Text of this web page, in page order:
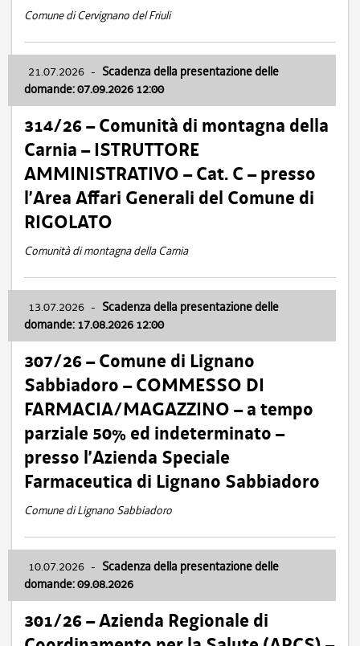
Comune di Cervignano del Friuli
21.07.2026 - Scadenza della presentazione delle
domande: 07.09.2026 12:00
314/26 – Comunità di montagna della
Carnia – ISTRUTTORE
AMMINISTRATIVO – Cat. C – presso
l’Area Affari Generali del Comune di
RIGOLATO
Comunità di montagna della Carnia
13.07.2026 - Scadenza della presentazione delle
domande: 17.08.2026 12:00
307/26 – Comune di Lignano
Sabbiadoro – COMMESSO DI
FARMACIA/MAGAZZINO – a tempo
parziale 50% ed indeterminato –
presso l’Azienda Speciale
Farmaceutica di Lignano Sabbiadoro
Comune di Lignano Sabbiadoro
10.07.2026 - Scadenza della presentazione delle
domande: 09.08.2026
301/26 – Azienda Regionale di